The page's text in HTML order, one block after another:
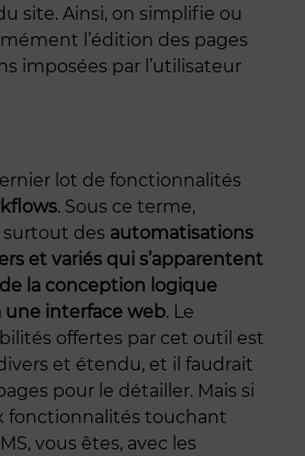
site. Ainsi, on simplifie ou
l’édition des pages
imposées par l’utilisateur
lot de fonctionnalités
. Sous ce terme,
des automatisations
et variés qui s’apparentent
la conception logique
une interface web. Le
offertes par cet outil est
et étendu, et il faudrait
pour le détailler. Mais si
fonctionnalités touchant
vous êtes, avec les